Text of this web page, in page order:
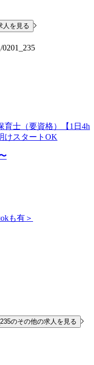
人を見る
育士（要資格）【1日4h
けスタートOK
も有＞
のその他の求人を見る